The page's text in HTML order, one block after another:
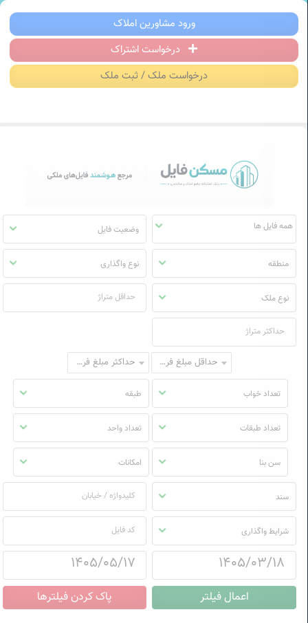
مسکن فایل | خرید، فروش، رهن و اجاره
ورود مشاورین املاک
درخواست اشتراک
درخواست ملک / ثبت ملک
مسکن
فایل
وضعیت فایل
منطقه نوع واگذاری
نوع ملک
حداقل مبلغ فروش حداکثر مبلغ فروش
تعداد خواب طبقه
تعداد طبقات تعداد واحد
سن بنا امکانات
سند
شرایط واگذاری